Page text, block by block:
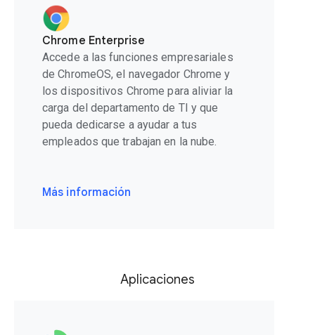
Chrome Enterprise
Accede a las funciones empresariales
de ChromeOS, el navegador Chrome y
los dispositivos Chrome para aliviar la
carga del departamento de TI y que
pueda dedicarse a ayudar a tus
empleados que trabajan en la nube.
Más información
Aplicaciones